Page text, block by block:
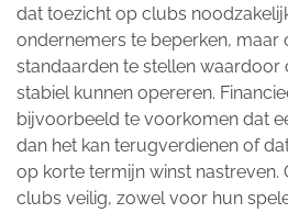
dat toezicht op clubs
ondernemers te beperken, maar
standaarden te stellen waardoor
stabiel kunnen opereren.
bijvoorbeeld te voorkomen dat
dan het kan terugverdienen of
op korte termijn winst nastreven.
clubs veilig, zowel voor hun